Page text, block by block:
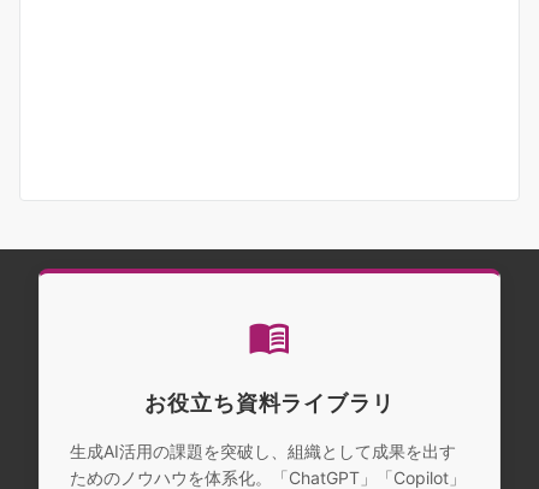
お役立ち資料ライブラリ
生成AI活用の課題を突破し、組織として成果を出す
ためのノウハウを体系化。「ChatGPT」「Copilot」